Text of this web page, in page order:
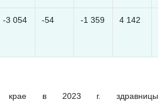
-3 054 -54 -1 359 4 142
крае в 2023 г. здравницы